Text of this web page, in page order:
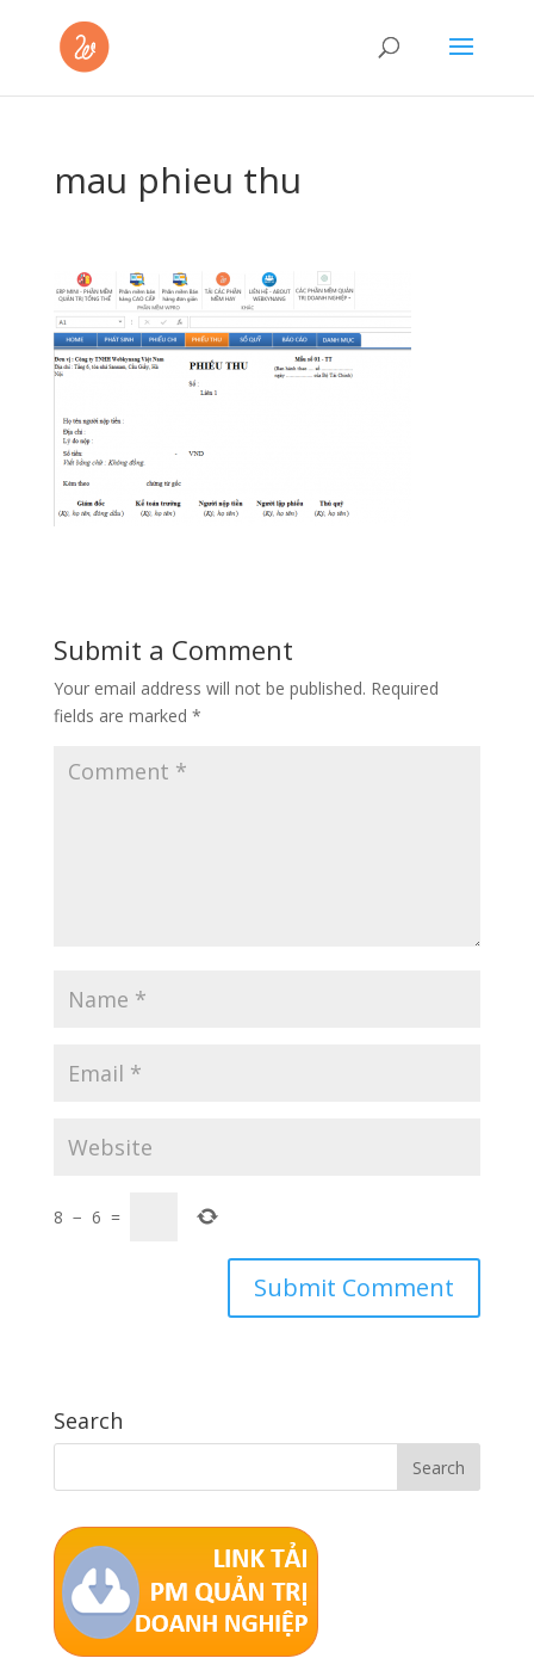
mau phieu thu
Submit a Comment
Your email address will not be published. Required
fields are marked *
8 − 6 =
Search